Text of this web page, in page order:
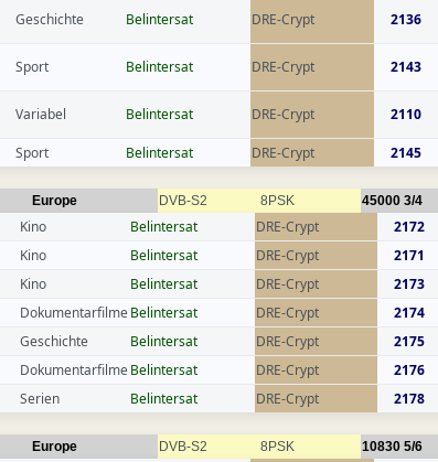
Geschichte Belintersat DRE-Crypt 2136
Sport Belintersat DRE-Crypt 2143
Variabel Belintersat DRE-Crypt 2110
Sport Belintersat DRE-Crypt 2145
Europe DVB-S2 8PSK 45000 3/4
Kino Belintersat DRE-Crypt 2172
Kino Belintersat DRE-Crypt 2171
Kino Belintersat DRE-Crypt 2173
DokumentarfilmeBelintersat DRE-Crypt 2174
Geschichte Belintersat DRE-Crypt 2175
DokumentarfilmeBelintersat DRE-Crypt 2176
Serien Belintersat DRE-Crypt 2178
Europe DVB-S2 8PSK 10830 5/6